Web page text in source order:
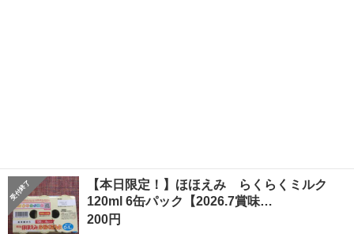
【本日限定！】ほほえみ らくらくミルク
120ml 6缶パック【2026.7賞味…
200円